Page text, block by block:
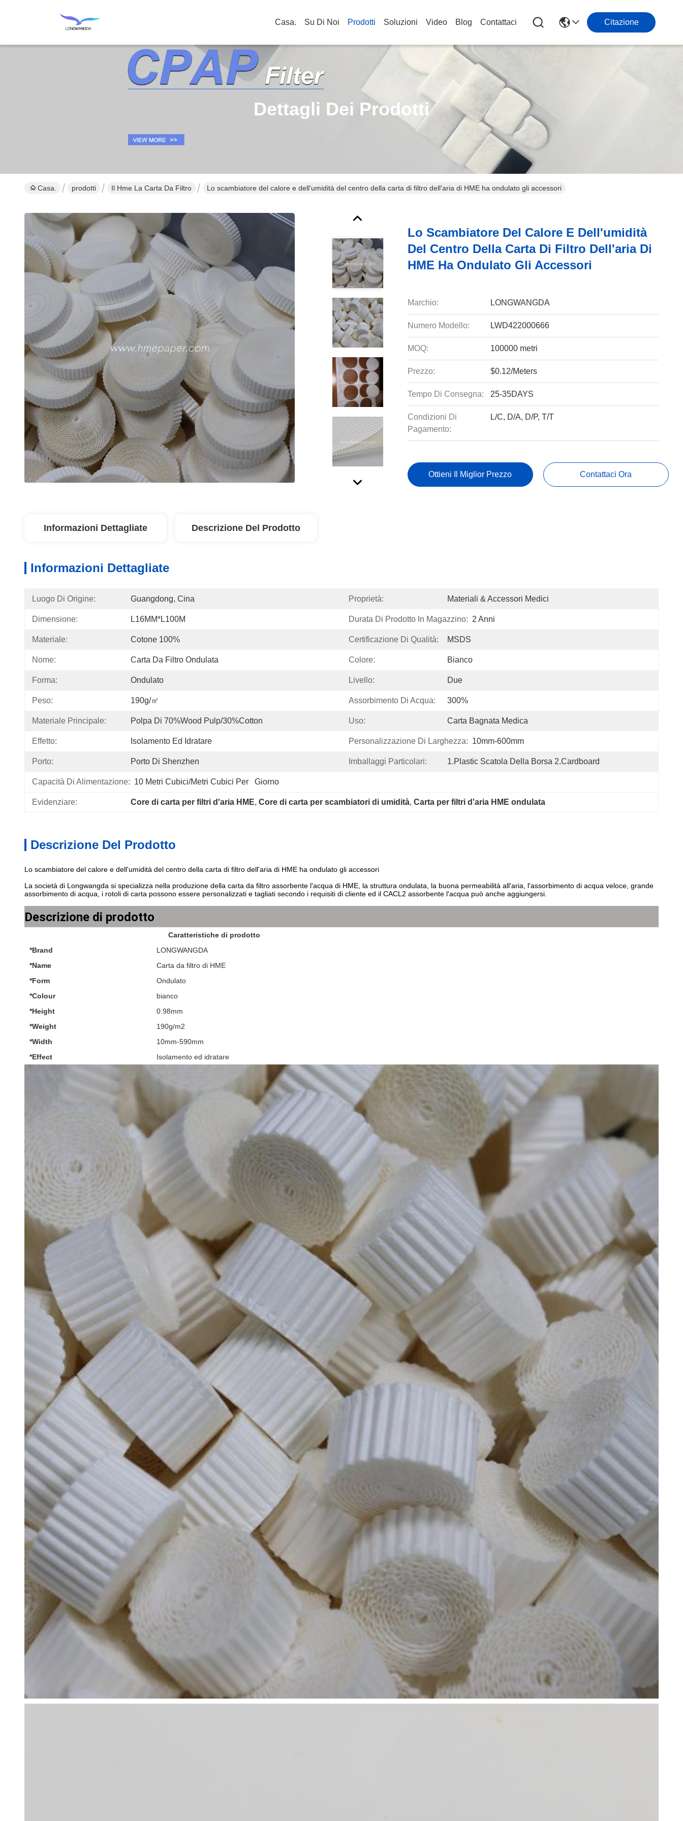
Casa. Su Di Noi Prodotti Soluzioni Video Blog Contattaci Citazione
Dettagli Dei Prodotti
Casa. prodotti Il Hme La Carta Da Filtro Lo scambiatore del calore e dell'umidità del centro della carta di filtro dell'aria di HME ha ondulato gli accessori
Lo Scambiatore Del Calore E Dell'umidità
Del Centro Della Carta Di Filtro Dell'aria Di
HME Ha Ondulato Gli Accessori
Marchio: LONGWANGDA
Numero Modello: LWD422000666
MOQ: 100000 metri
Prezzo: $0.12/Meters
Tempo Di Consegna: 25-35DAYS
Condizioni Di
Pagamento:
L/C, D/A, D/P, T/T
Ottieni Il Miglior Prezzo Contattaci Ora
Informazioni Dettagliate Descrizione Del Prodotto
Informazioni Dettagliate
Luogo Di Origine: Guangdong, Cina Proprietà: Materiali & Accessori Medici
Dimensione: L16MM*L100M Durata Di Prodotto In Magazzino: 2 Anni
Materiale: Cotone 100% Certificazione Di Qualità: MSDS
Nome: Carta Da Filtro Ondulata Colore: Bianco
Forma: Ondulato Livello: Due
Peso: 190g/㎡ Assorbimento Di Acqua: 300%
Materiale Principale: Polpa Di 70%Wood Pulp/30%Cotton Uso: Carta Bagnata Medica
Effetto: Isolamento Ed Idratare Personalizzazione Di Larghezza: 10mm-600mm
Porto: Porto Di Shenzhen Imballaggi Particolari: 1.Plastic Scatola Della Borsa 2.Cardboard
Capacità Di Alimentazione: 10 Metri Cubici/metri Cubici Per   Giorno
Evidenziare: Core di carta per filtri d'aria HME, Core di carta per scambiatori di umidità, Carta per filtri d'aria HME ondulata
Descrizione Del Prodotto
Lo scambiatore del calore e dell'umidità del centro della carta di filtro dell'aria di HME ha ondulato gli accessori
La società di Longwangda si specializza nella produzione della carta da filtro assorbente l'acqua di HME, la struttura ondulata, la buona permeabilità all'aria, l'assorbimento di acqua veloce, grande
assorbimento di acqua, i rotoli di carta possono essere personalizzati e tagliati secondo i requisiti di cliente ed il CACL2 assorbente l'acqua può anche aggiungersi.
Descrizione di prodotto
Caratteristiche di prodotto
*Brand
LONGWANGDA
*Name
Carta da filtro di HME
*Form
Ondulato
*Colour
bianco
*Height
0.98mm
*Weight
190g/m2
*Width
10mm-590mm
*Effect
Isolamento ed idratare